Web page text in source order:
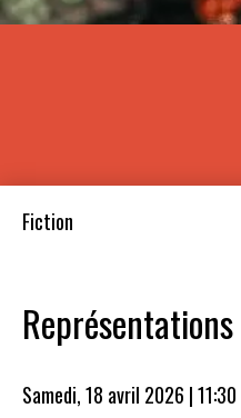
Fiction
Représentations
Samedi, 18 avril 2026 | 11:30